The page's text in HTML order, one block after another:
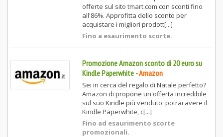
offerte sul sito tmart.com con sconti fino
all'86%. Approfitta dello sconto per
acquistare i migliori prodott[...]
Fino a esaurimento scorte.
Promozione Amazon sconto di 20 euro su
Kindle Paperwhite-Amazon
Sei in cerca del regalo di Natale perfetto?
Amazon di propone un'offerta incredibile
sul suo Kindle più venduto: potrai avere il
Kindle Paperwhite, c[...]
Fino ad esaurimento scorte
promozionali.